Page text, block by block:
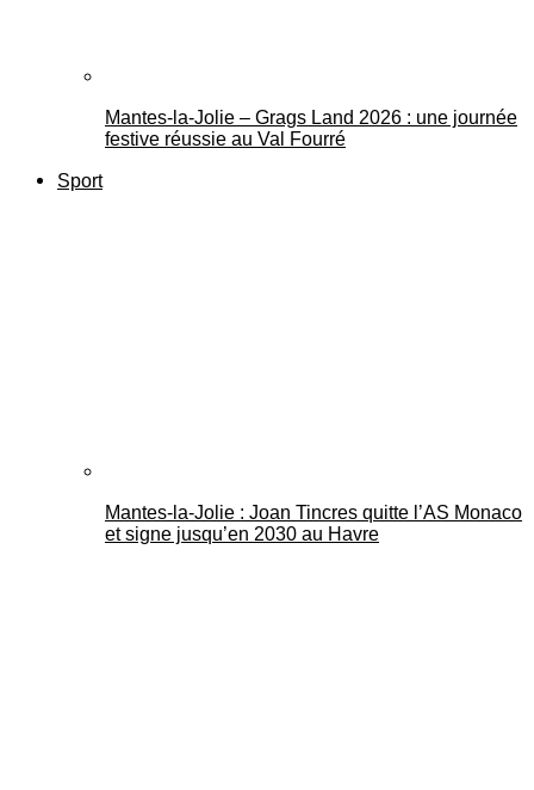
Mantes-la-Jolie – Grags Land 2026 : une journée
festive réussie au Val Fourré
Sport
Mantes-la-Jolie : Joan Tincres quitte l’AS Monaco
et signe jusqu’en 2030 au Havre